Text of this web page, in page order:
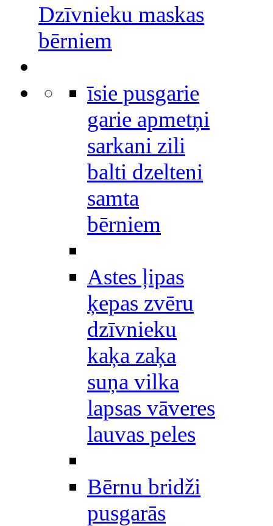
Dzīvnieku maskas
bērniem
īsie pusgarie
garie apmetņi
sarkani zili
balti dzelteni
samta
bērniem
Astes ļipas
ķepas zvēru
dzīvnieku
kaķa zaķa
suņa vilka
lapsas vāveres
lauvas peles
Bērnu bridži
pusgarās